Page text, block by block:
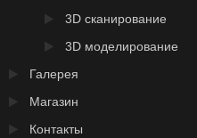
3D сканирование
3D моделирование
Галерея
Магазин
Контакты